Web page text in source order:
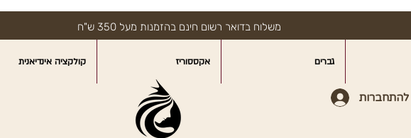
משלוח בדואר רשום חינם בהזמנות מעל 350 ש"ח
גברים אקססוריז קולקציה אינדיאנית
להתחברות